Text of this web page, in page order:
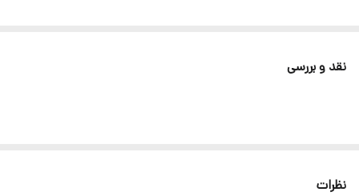
نقد و بررسی
نظرات